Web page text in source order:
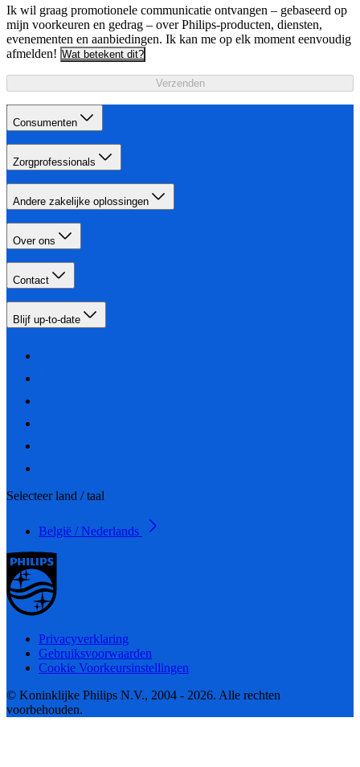
Ik wil graag promotionele communicatie ontvangen – gebaseerd op
mijn voorkeuren en gedrag – over Philips-producten, diensten,
evenementen en aanbiedingen. Ik kan me op elk moment eenvoudig
afmelden! Wat betekent dit?
Verzenden
Consumenten
Zorgprofessionals
Andere zakelijke oplossingen
Over ons
Contact
Blijf up-to-date
Selecteer land / taal
België / Nederlands
Privacyverklaring
Gebruiksvoorwaarden
Cookie Voorkeursinstellingen
© Koninklijke Philips N.V., 2004 - 2026. Alle rechten
voorbehouden.